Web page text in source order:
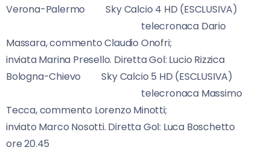
Verona-Palermo Sky Calcio 4 HD (ESCLUSIVA)
telecronaca Dario
Massara, commento Claudio Onofri;
inviata Marina Presello. Diretta Gol: Lucio Rizzica
Bologna-Chievo Sky Calcio 5 HD (ESCLUSIVA)
telecronaca Massimo
Tecca, commento Lorenzo Minotti;
inviato Marco Nosotti. Diretta Gol: Luca Boschetto
ore 20.45